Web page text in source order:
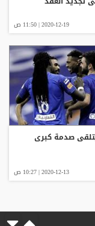
2020-12-19 | 11:50 ص
صدمة كبرى
2020-12-13 | 10:27 ص